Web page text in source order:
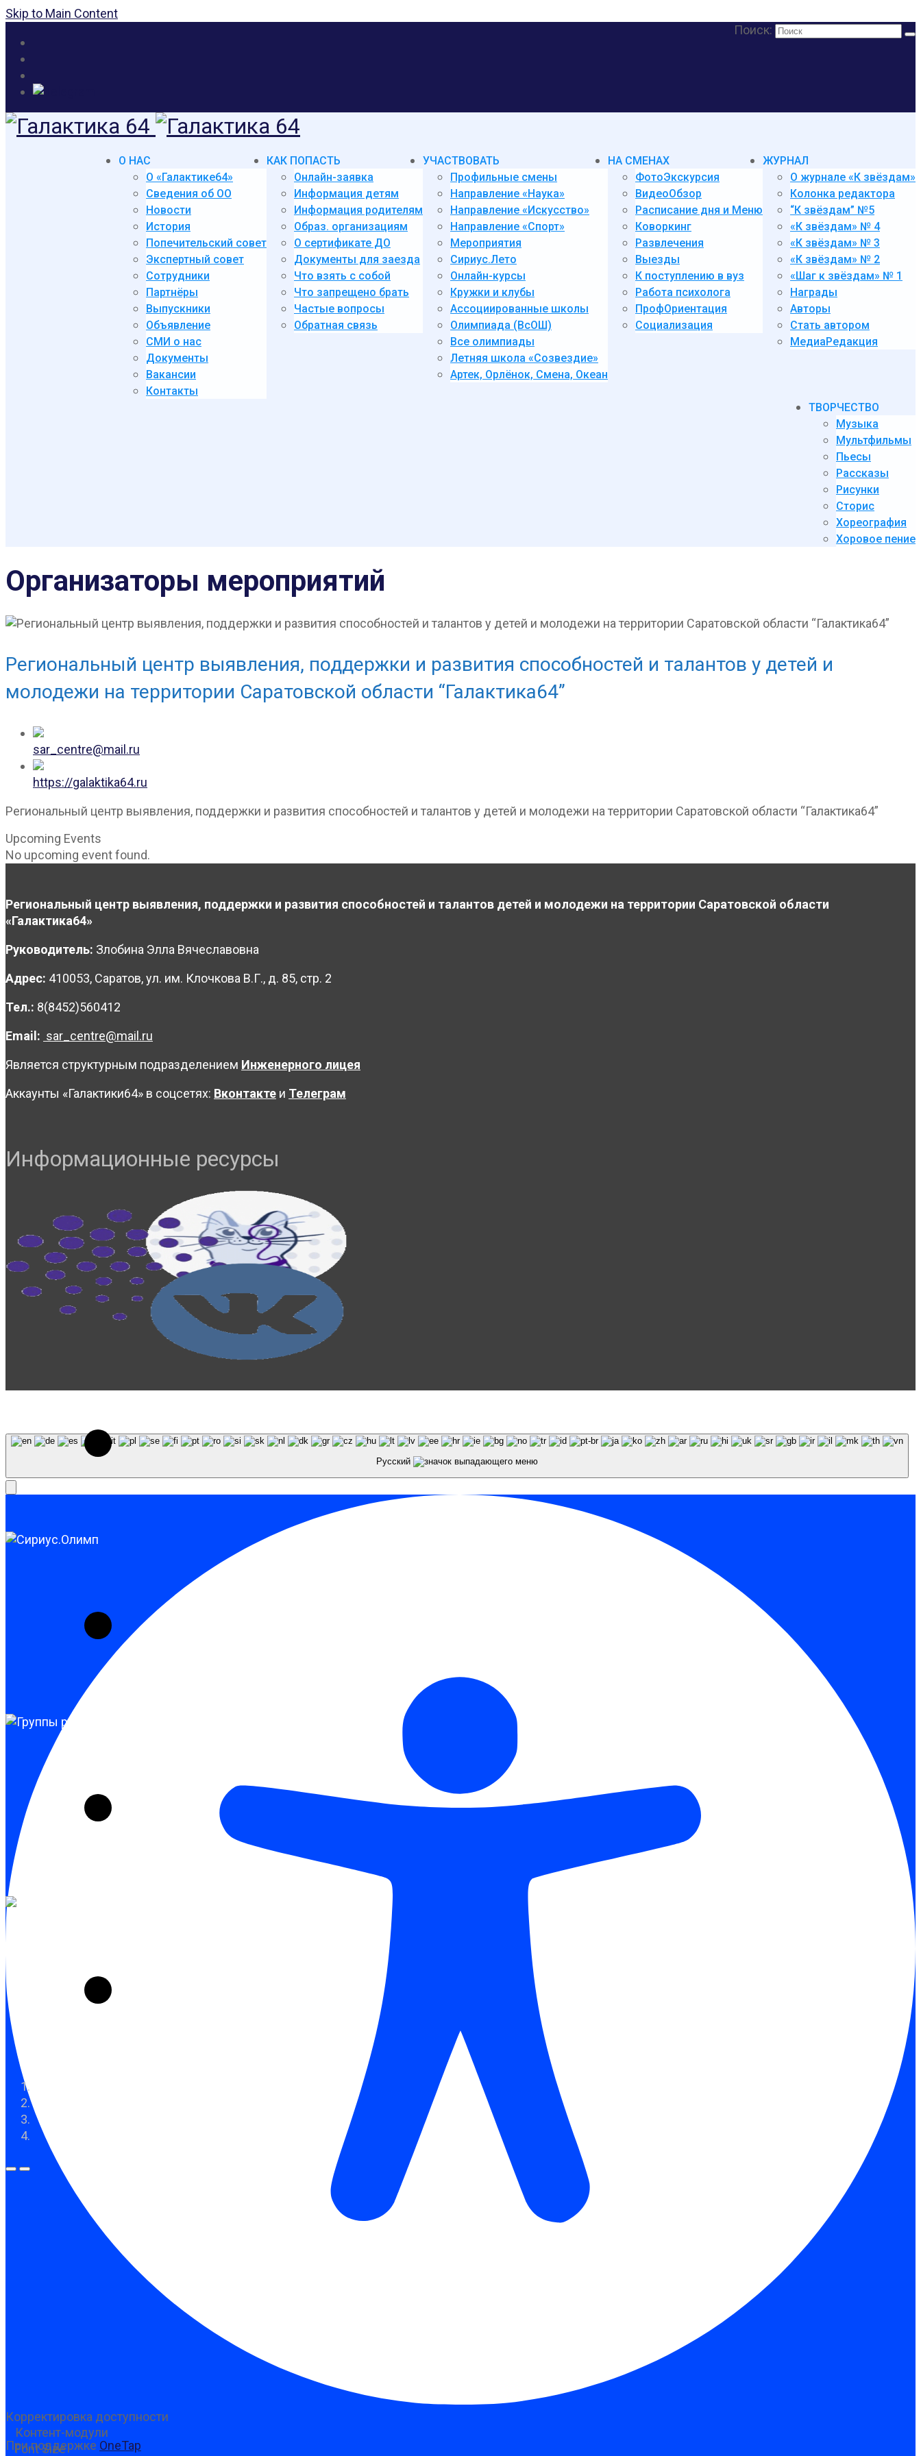
Skip to Main Content
Поиск:
О НАС
О «Галактике64»
Сведения об ОО
Новости
История
Попечительский совет
Экспертный совет
Сотрудники
Партнёры
Выпускники
Объявление
СМИ о нас
Документы
Вакансии
Контакты
КАК ПОПАСТЬ
Онлайн-заявка
Информация детям
Информация родителям
Образ. организациям
О сертификате ДО
Документы для заезда
Что взять с собой
Что запрещено брать
Частые вопросы
Обратная связь
УЧАСТВОВАТЬ
Профильные смены
Направление «Наука»
Направление «Искусство»
Направление «Спорт»
Мероприятия
Сириус.Лето
Онлайн-курсы
Кружки и клубы
Ассоциированные школы
Олимпиада (ВсОШ)
Все олимпиады
Летняя школа «Созвездие»
Артек, Орлёнок, Смена, Океан
НА СМЕНАХ
ФотоЭкскурсия
ВидеоОбзор
Расписание дня и Меню
Коворкинг
Развлечения
Выезды
К поступлению в вуз
Работа психолога
ПрофОриентация
Социализация
ЖУРНАЛ
О журнале «К звёздам»
Колонка редактора
“К звёздам” №5
«К звёздам» № 4
«К звёздам» № 3
«К звёздам» № 2
«Шаг к звёздам» № 1
Награды
Авторы
Стать автором
МедиаРедакция
ТВОРЧЕСТВО
Музыка
Мультфильмы
Пьесы
Рассказы
Рисунки
Сторис
Хореография
Хоровое пение
Организаторы мероприятий
Региональный центр выявления, поддержки и развития способностей и талантов у детей и
молодежи на территории Саратовской области “Галактика64”
sar_centre@mail.ru
https://galaktika64.ru
Региональный центр выявления, поддержки и развития способностей и талантов у детей и молодежи на территории Саратовской области “Галактика64”
Upcoming Events
No upcoming event found.
Региональный центр выявления, поддержки и развития способностей и талантов детей и молодежи на территории Саратовской области
«Галактика64»
Руководитель: Злобина Элла Вячеславовна
Адрес: 410053, Саратов, ул. им. Клочкова В.Г., д. 85, стр. 2
Тел.: 8(8452)560412
Email: sar_centre@mail.ru
Является структурным подразделением Инженерного лицея
Аккаунты «Галактики64» в соцсетях: Вконтакте и Телеграм
Информационные ресурсы
Предыдущий слайд
Следующий слайд
Русский
Корректировка доступности
При поддержке OneTap
Контент-модули
Font Size